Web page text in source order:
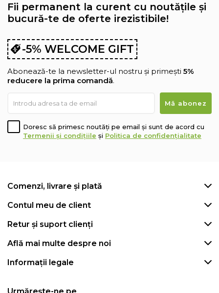
Fii permanent la curent cu noutățile și
bucură-te de oferte irezistibile!
-5% WELCOME GIFT
Abonează-te la newsletter-ul nostru și primești 5%
reducere la prima comandă.
Doresc să primesc noutăți pe email și sunt de acord cu
Termenii și condițiile și Politica de confidențialitate
Comenzi, livrare și plată
Contul meu de client
Retur și suport clienți
Află mai multe despre noi
Informații legale